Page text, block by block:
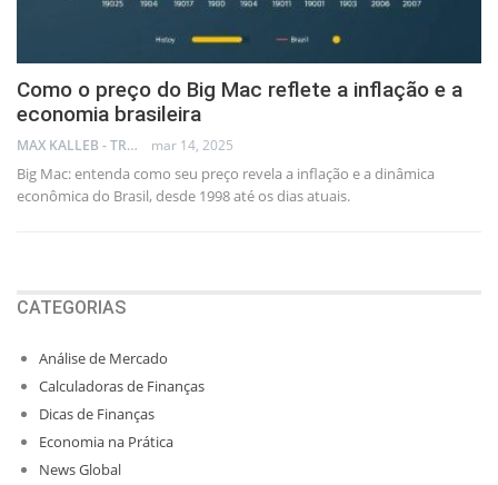
Como o preço do Big Mac reflete a inflação e a
economia brasileira
MAX KALLEB - TRADER mar 14, 2025
Big Mac: entenda como seu preço revela a inflação e a dinâmica
econômica do Brasil, desde 1998 até os dias atuais.
CATEGORIAS
Análise de Mercado
Calculadoras de Finanças
Dicas de Finanças
Economia na Prática
News Global